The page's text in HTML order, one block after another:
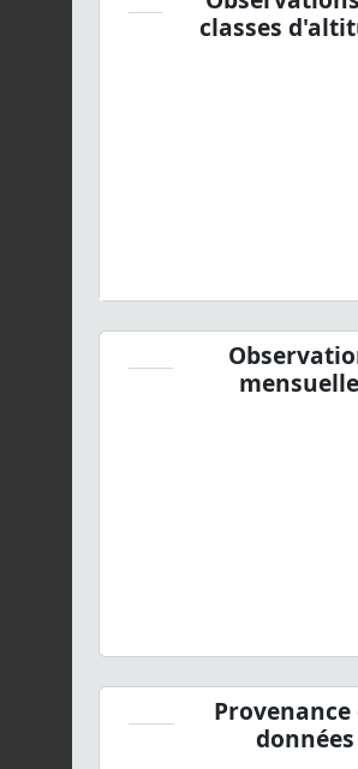
classes
Provenance
données